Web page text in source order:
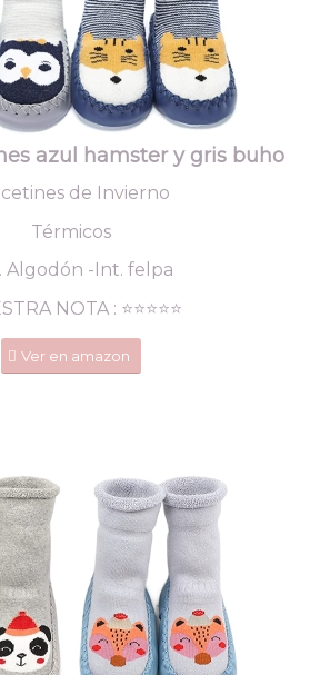
azul hamster y gris buho
de Invierno
Térmicos
Algodón -Int. felpa
NOTA : ⭐️⭐️⭐️⭐️⭐️
Ver en amazon